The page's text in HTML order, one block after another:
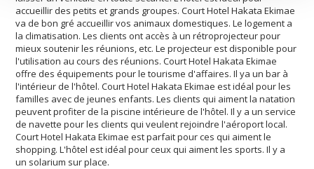
accueillir des petits et grands groupes. Court Hotel Hakata Ekimae
va de bon gré accueillir vos animaux domestiques. Le logement a
la climatisation. Les clients ont accès à un rétroprojecteur pour
mieux soutenir les réunions, etc. Le projecteur est disponible pour
l'utilisation au cours des réunions. Court Hotel Hakata Ekimae
offre des équipements pour le tourisme d'affaires. Il ya un bar à
l'intérieur de l'hôtel. Court Hotel Hakata Ekimae est idéal pour les
familles avec de jeunes enfants. Les clients qui aiment la natation
peuvent profiter de la piscine intérieure de l'hôtel. Il y a un service
de navette pour les clients qui veulent rejoindre l'aéroport local.
Court Hotel Hakata Ekimae est parfait pour ces qui aiment le
shopping. L'hôtel est idéal pour ceux qui aiment les sports. Il y a
un solarium sur place.